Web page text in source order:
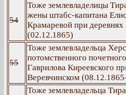
54
Тоже землевладелицы
жены штабс-капитана
Крамаревой при
(02.12.1865)
55
Тоже землевладельца
потомственного
Гаврилова Киреевского
Веревчинском
Тоже землевладельца